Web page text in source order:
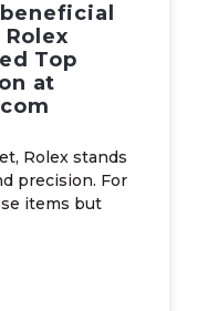
Top
at
Rolex stands
precision. For
items but